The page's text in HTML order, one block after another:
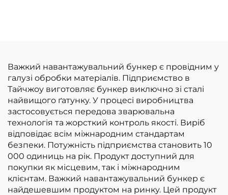
вантажопідйомністю
3 т за конкурентною
ціною
Важкий навантажувальний бункер є провідним у
галузі обробки матеріалів. Підприємство в
Тайчжоу виготовляє бункер виключно зі сталі
найвищого ґатунку. У процесі виробництва
застосовується передова зварювальна
технологія та жорсткий контроль якості. Виріб
відповідає всім міжнародним стандартам
безпеки. Потужність підприємства становить 10
000 одиниць на рік. Продукт доступний для
покупки як місцевим, так і міжнародним
клієнтам. Важкий навантажувальний бункер є
найдешевшим продуктом на ринку. Цей продукт